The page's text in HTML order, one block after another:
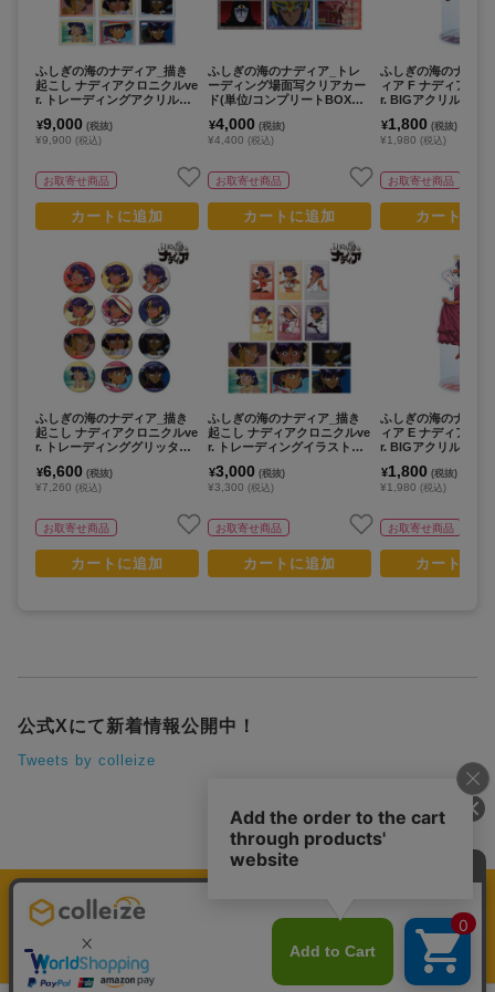
ふしぎの海のナディア_描き
起こし ナディアクロニクルve
r. トレーディングアクリルマ
OX／12パック入り)
¥9,000 (税抜)
¥9,900 (税込)
お取寄せ商品
カートに追加
ふしぎの海のナディア_描き
起こし ナディアクロニクルve
r. トレーディンググリッター
OX／12パック入り)
¥6,600 (税抜)
¥7,260 (税込)
お取寄せ商品
カートに追加
ふしぎの海のナディア_トレ
ーディング場面写クリアカー
ド(単位/コンプリートBOX／8
¥4,000 (税抜)
¥4,400 (税込)
お取寄せ商品
カートに追加
ふしぎの海のナディア_描き
起こし ナディアクロニクルve
r. トレーディングイラストカ
／12パック入り)
¥3,000 (税抜)
¥3,300 (税込)
お取寄せ商品
カートに追加
ふしぎの海のナディ
ィア F ナディアク
r. BIGアクリルスタ
¥1,800 (税抜)
¥1,980 (税込)
お取寄せ商品
カートに
ふしぎの海のナディ
ィア E ナディアク
r. BIGアクリルスタ
¥1,800 (税抜)
¥1,980 (税込)
お取寄せ商品
カートに
公式Xにて新着情報公開中！
Tweets by colleize
運営会社 個人情報保護方針
colleize Pay利用規約
公式グッズ・公式ライセンス商品専門「colleize（コレイズ）」